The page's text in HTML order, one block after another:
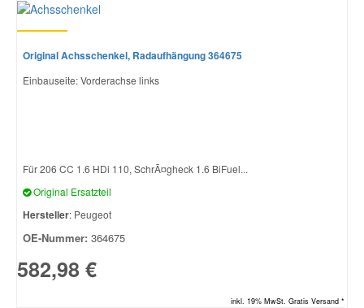
Original Achsschenkel, Radaufhängung 364675
Einbauseite: Vorderachse links
Für 206 CC 1.6 HDi 110, SchrÃ¤gheck 1.6 BiFuel...
Original Ersatzteil
Hersteller: Peugeot
OE-Nummer: 364675
582,98 €
inkl. 19% MwSt. Gratis Versand *